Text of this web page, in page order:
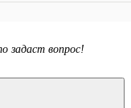
задаст вопрос!